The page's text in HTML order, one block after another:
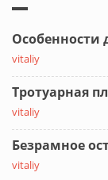
Особенности
vitaliy
Тротуарная
vitaliy
Безрамное
vitaliy